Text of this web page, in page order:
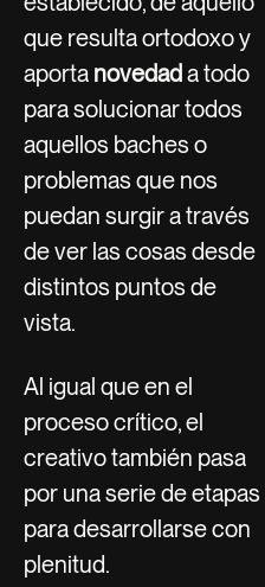
que resulta ortodoxo y
aporta novedada todo
para solucionar todos
aquellos baches o
problemas que nos
puedan surgir a través
de ver las cosas desde
distintos puntos de
vista.
Al igual que en el
proceso crítico, el
creativo también pasa
por una serie de etapas
para desarrollarse con
plenitud.